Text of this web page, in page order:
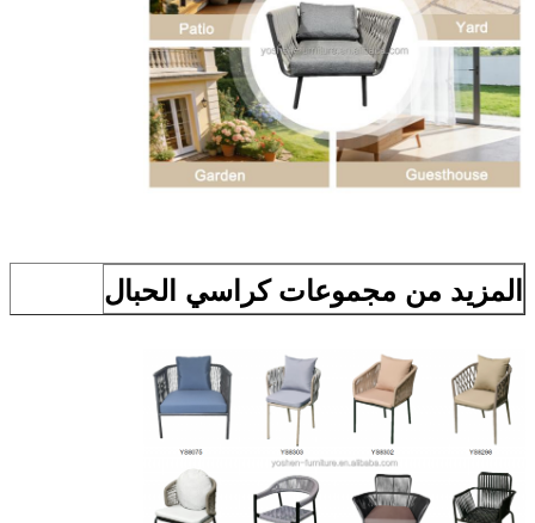
إرسال
المزيد من مجموعات كراسي الحبال